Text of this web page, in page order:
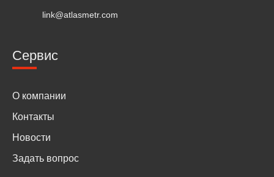
link@atlasmetr.com
Сервис
О компании
Контакты
Новости
Задать вопрос